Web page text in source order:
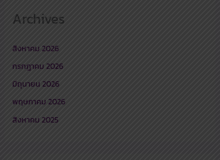
Archives
สิงหาคม 2026
กรกฎาคม 2026
มิถุนายน 2026
พฤษภาคม 2026
สิงหาคม 2025